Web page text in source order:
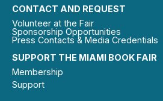
SUPPORT THE MIAMI BOOK FAIR
Membership
Support
CONTACT AND REQUEST
Volunteer at the Fair
Sponsorship Opportunities
Press Contacts & Media Credentials